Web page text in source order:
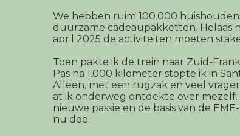
We hebben ruim 100.000
duurzame cadeaupakketten. Helaas
april 2025 de activiteiten moeten
Toen pakte ik de trein naar Zuid-
Pas na 1.000 kilometer stopte ik in
Alleen, met een rugzak en veel
at ik onderweg ontdekte over
nieuwe passie en de basis van de
nu doe.